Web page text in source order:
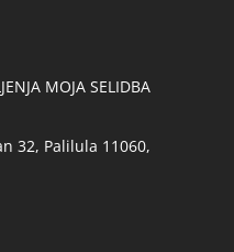
MOJA SELIDBA
32, Palilula 11060,